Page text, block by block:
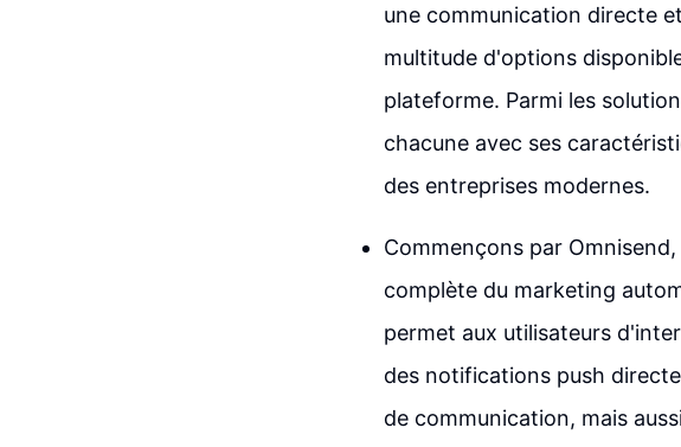
une communication directe
multitude d'options
plateforme. Parmi les
chacune avec ses
des entreprises modernes.
Commençons par
complète du marketing
permet aux utilisateurs
des notifications push
de communication, mais